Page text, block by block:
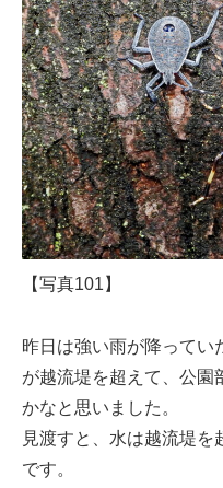
【写真101】
昨日は強い雨が降ってい
が越流堤を超えて、公園
かなと思いました。
見渡すと、水は越流堤を
です。